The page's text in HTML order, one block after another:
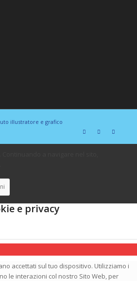
illustratore e grafico
e privacy
accettati sul tuo dispositivo. Utilizziamo i
le interazioni col nostro Sito Web, per